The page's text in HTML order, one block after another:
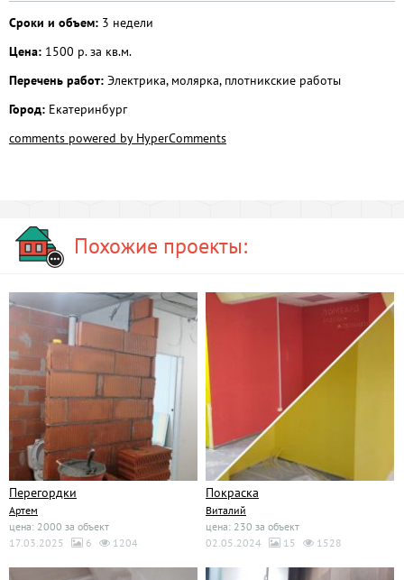
Сроки и объем: 3 недели
Цена: 1500 р. за кв.м.
Перечень работ: Электрика, молярка, плотникские работы
Город: Екатеринбург
comments powered by HyperComments
Похожие проекты:
Перегордки
Артем
цена: 2000 за объект
17.03.2025
6 1204
Покраска
Виталий
цена: 230 за объект
02.05.2024
15 1528